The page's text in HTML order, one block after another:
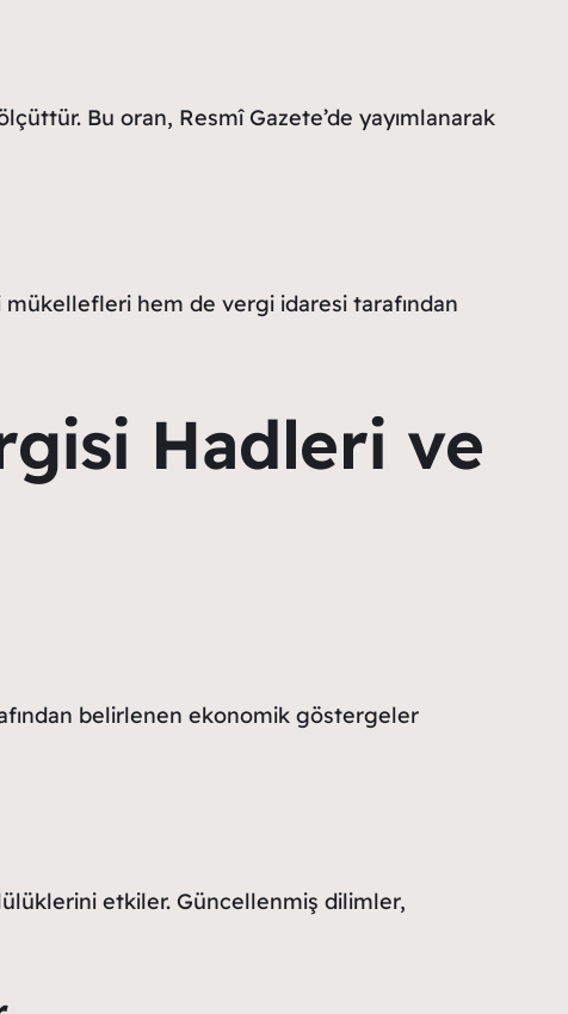
Bu oran, Resmî Gazete’de yayımlanarak
mükellefleri hem de vergi idaresi tarafından
Hadleri ve
belirlenen ekonomik göstergeler
etkiler. Güncellenmiş dilimler,